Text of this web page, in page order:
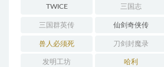
GENERATION
TWICE 三国志
三国群英传 仙剑奇侠传
兽人必须死 刀剑封魔录
发明工坊 哈利